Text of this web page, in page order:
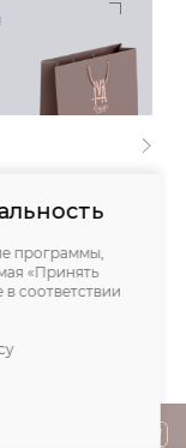
программы,
«Принять
соответствии